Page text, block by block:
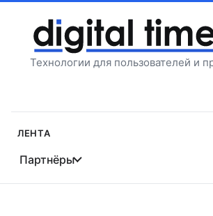
содержимому
Технологии для пользователей и
Лента
Партнёры